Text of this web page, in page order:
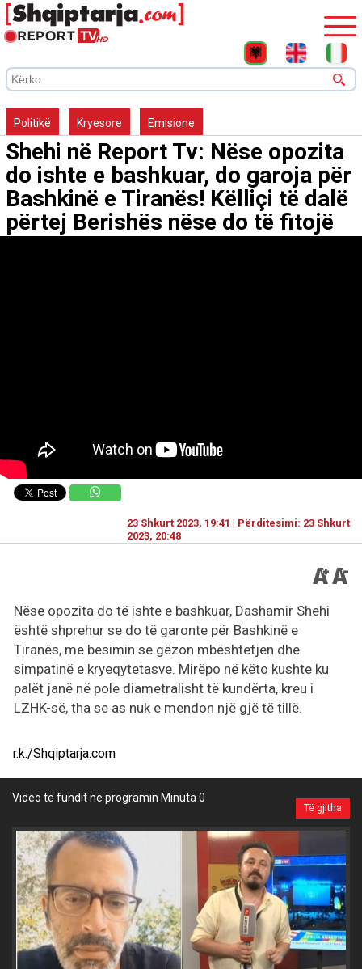
Politikë Kryesore Emisione
Shehi në Report Tv: Nëse opozita
do ishte e bashkuar, do garoja për
Bashkinë e Tiranës! Këlliçi të dalë
përtej Berishës nëse do të fitojë
23 Shkurt 2023, 19:41 | Përditesimi: 23 Shkurt
2023, 20:48
Nëse opozita do të ishte e bashkuar, Dashamir Shehi
është shprehur se do të garonte për Bashkinë e
Tiranës, me besimin se gëzon mbështetjen dhe
simpatinë e kryeqytetasve. Mirëpo në këto kushte ku
palët janë në pole diametralisht të kundërta, kreu i
LZHK-së, tha se as nuk e mendon një gjë të tillë.
r.k./Shqiptarja.com
Video të fundit në programin Minuta 0
Të gjitha